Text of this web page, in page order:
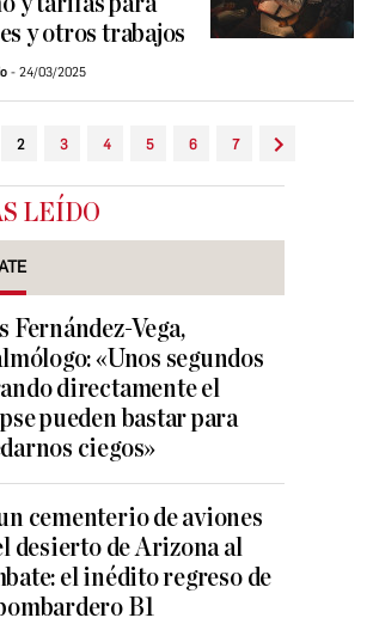
y otros trabajos
24/03/2025
2 3 4 5 6 7
LEÍDO
Fernández-Vega,
«Unos segundos
directamente el
pueden bastar para
ciegos»
cementerio de aviones
desierto de Arizona al
el inédito regreso de
B1